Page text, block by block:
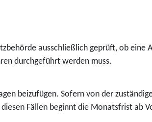
ausschließlich geprüft, ob eine
durchgeführt werden muss.
beizufügen. Sofern von der
Fällen beginnt die Monatsfrist ab